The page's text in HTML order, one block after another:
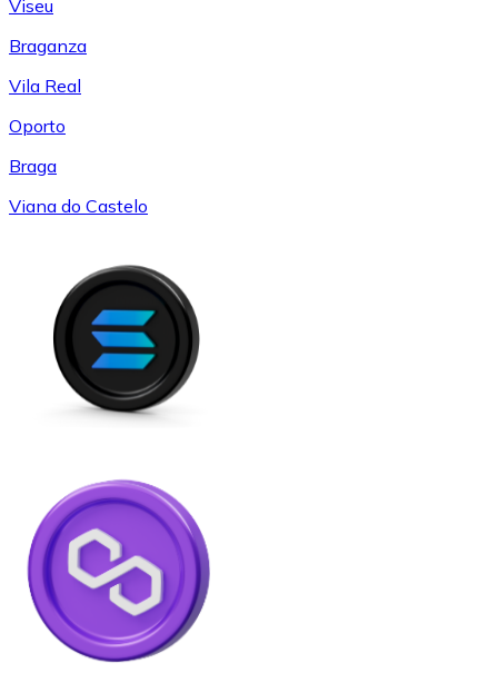
Viseu
Braganza
Vila Real
Oporto
Braga
Viana do Castelo